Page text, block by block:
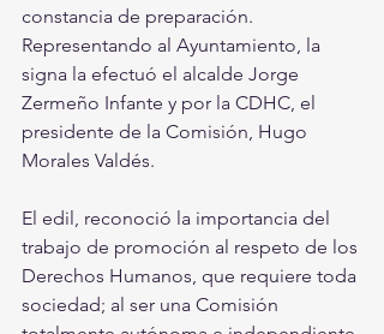
constancia de preparación.
Representando al Ayuntamiento, la
signa la efectuó el alcalde Jorge
Zermeño Infante y por la CDHC, el
presidente de la Comisión, Hugo
Morales Valdés.
El edil, reconoció la importancia del
trabajo de promoción al respeto de los
Derechos Humanos, que requiere toda
sociedad; al ser una Comisión